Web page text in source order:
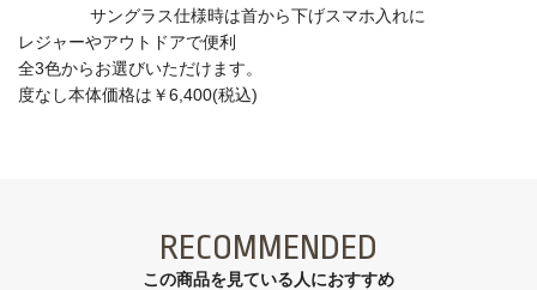
サングラス仕様時は首から下げスマホ入れに
レジャーやアウトドアで便利
全3色からお選びいただけます。
度なし本体価格は￥6,400(税込)
RECOMMENDED
この商品を見ている⼈におすすめ